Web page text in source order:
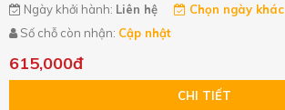
Ngày khởi hành: Liên hệ
Chọn ngày khác
Số chỗ còn nhận: Cập nhật
615,000đ
CHI TIẾT